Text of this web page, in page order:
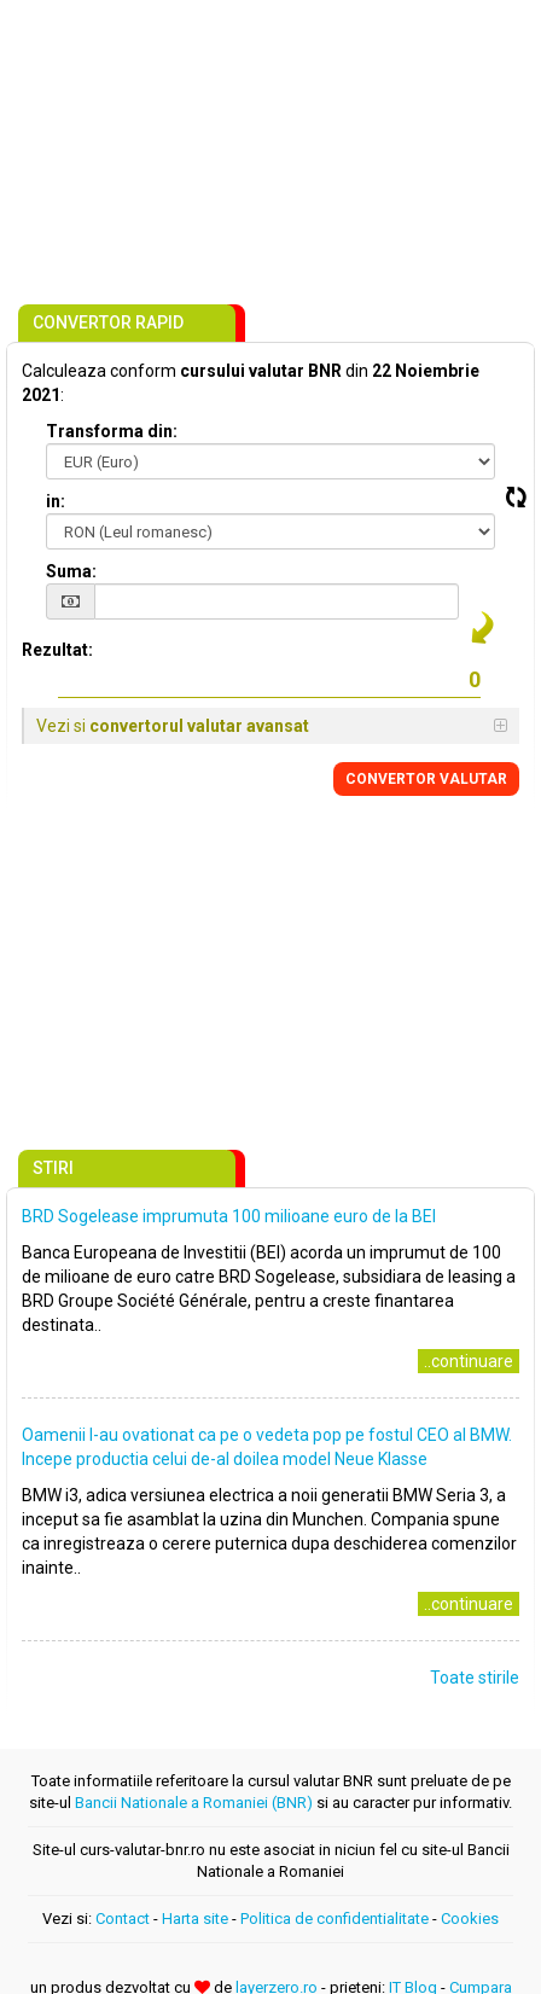
CONVERTOR RAPID
Calculeaza conform cursului valutar BNR din 22 Noiembrie
2021:
Transforma din:
in:
Suma:
Rezultat:
Vezi si convertorul valutar avansat
CONVERTOR VALUTAR
STIRI
BRD Sogelease imprumuta 100 milioane euro de la BEI
Banca Europeana de Investitii (BEI) acorda un imprumut de 100
de milioane de euro catre BRD Sogelease, subsidiara de leasing a
BRD Groupe Société Générale, pentru a creste finantarea
destinata..
..continuare
Oamenii l-au ovationat ca pe o vedeta pop pe fostul CEO al BMW.
Incepe productia celui de-al doilea model Neue Klasse
BMW i3, adica versiunea electrica a noii generatii BMW Seria 3, a
inceput sa fie asamblat la uzina din Munchen. Compania spune
ca inregistreaza o cerere puternica dupa deschiderea comenzilor
inainte..
..continuare
Toate stirile
Toate informatiile referitoare la cursul valutar BNR sunt preluate de pe
site-ul Bancii Nationale a Romaniei (BNR) si au caracter pur informativ.
Site-ul curs-valutar-bnr.ro nu este asociat in niciun fel cu site-ul Bancii
Nationale a Romaniei
Vezi si: Contact - Harta site - Politica de confidentialitate - Cookies
un produs dezvoltat cu de layerzero.ro - prieteni: IT Blog - Cumpara